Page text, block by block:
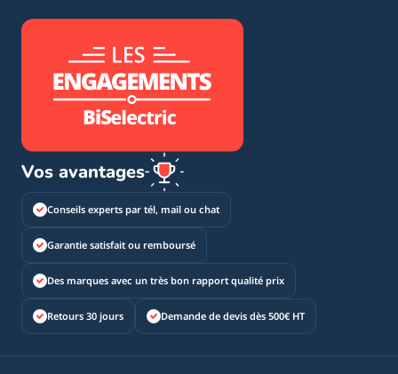
Vos avantages
Conseils experts par tél, mail ou chat
Garantie satisfait ou remboursé
Des marques avec un très bon rapport qualité prix
Retours 30 jours Demande de devis dès 500€ HT